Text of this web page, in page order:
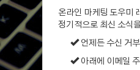
온라인 마케팅 도우미
정기적으로 최신 소식
언제든 수신 거
아래에 이메일